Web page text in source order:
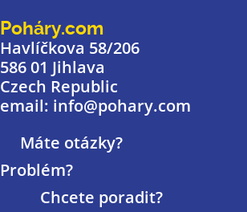
Poháry.com
Havlíčkova 58/206
586 01 Jihlava
Czech Republic
email: info@pohary.com
Máte otázky?
Problém?
Chcete poradit?